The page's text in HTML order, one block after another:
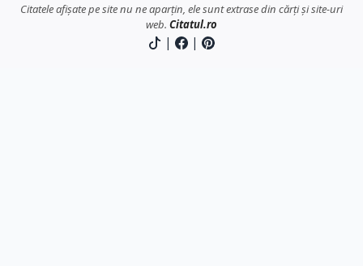
Citatele afișate pe site nu ne aparțin, ele sunt extrase din cărți și site-uri
web. Citatul.ro
| |